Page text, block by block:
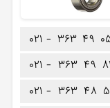
۰۲۱ - ۳۶۳ ۴۹
۰۲۱ - ۳۶۳ ۴۹
۰۲۱ - ۳۶۳ ۴۸